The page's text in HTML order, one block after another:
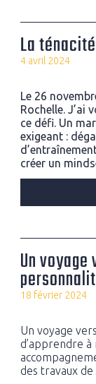
La
4 avril 2024
Le 26
Rochelle. J’ai
ce défi. Un
exigeant :
créer un
Un
18 février 2024
Un voyage
d’apprendre à
des travaux de